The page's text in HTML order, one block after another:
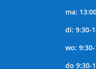
ma:
di: 9:30-
wo:
do 9:30-